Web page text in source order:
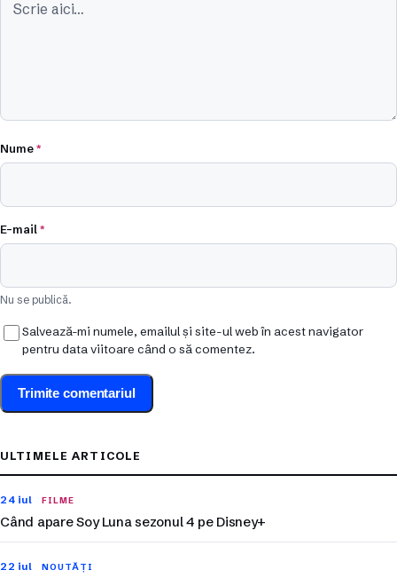
Nume*
E-mail*
Nu se publică.
Salvează-mi numele, emailul și site-ul web în acest navigator
pentru data viitoare când o să comentez.
ULTIMELE ARTICOLE
24 iul FILME
Când apare Soy Luna sezonul 4 pe Disney+
22 iul NOUTĂȚI